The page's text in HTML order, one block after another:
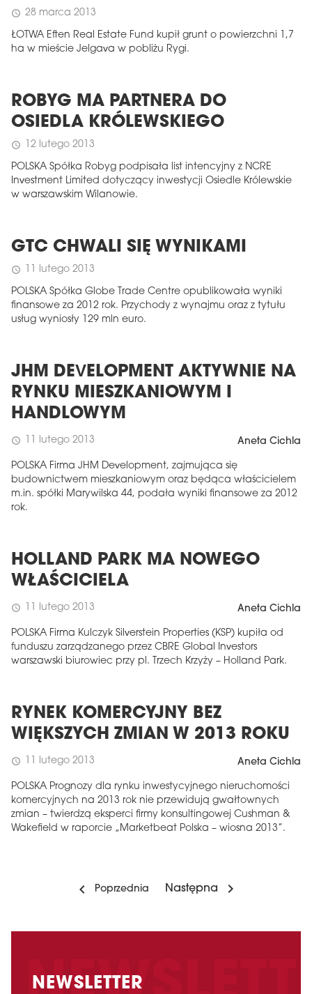
schedule 28 marca 2013
ŁOTWA Eften Real Estate Fund kupił grunt o powierzchni 1,7
ha w mieście Jelgava w pobliżu Rygi.
ROBYG MA PARTNERA DO
OSIEDLA KRÓLEWSKIEGO
schedule 12 lutego 2013
POLSKA Spółka Robyg podpisała list intencyjny z NCRE
Investment Limited dotyczący inwestycji Osiedle Królewskie
w warszawskim Wilanowie.
GTC CHWALI SIĘ WYNIKAMI
schedule 11 lutego 2013
POLSKA Spółka Globe Trade Centre opublikowała wyniki
finansowe za 2012 rok. Przychody z wynajmu oraz z tytułu
usług wyniosły 129 mln euro.
JHM DEVELOPMENT AKTYWNIE NA
RYNKU MIESZKANIOWYM I
HANDLOWYM
schedule 11 lutego 2013 Aneta Cichla
POLSKA Firma JHM Development, zajmująca się
budownictwem mieszkaniowym oraz będąca właścicielem
m.in. spółki Marywilska 44, podała wyniki finansowe za 2012
rok.
HOLLAND PARK MA NOWEGO
WŁAŚCICIELA
schedule 11 lutego 2013 Aneta Cichla
POLSKA Firma Kulczyk Silverstein Properties (KSP) kupiła od
funduszu zarządzanego przez CBRE Global Investors
warszawski biurowiec przy pl. Trzech Krzyży – Holland Park.
RYNEK KOMERCYJNY BEZ
WIĘKSZYCH ZMIAN W 2013 ROKU
schedule 11 lutego 2013 Aneta Cichla
POLSKA Prognozy dla rynku inwestycyjnego nieruchomości
komercyjnych na 2013 rok nie przewidują gwałtownych
zmian ­– twierdzą eksperci firmy konsultingowej Cushman &
Wakefield w raporcie „Marketbeat Polska – wiosna 2013”.
Poprzednia Następna
NEWSLETTER